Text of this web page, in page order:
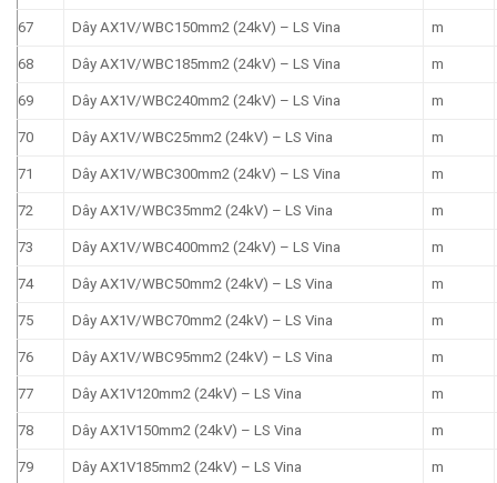
67 Dây AX1V/WBC150mm2 (24kV) – LS Vina m
68 Dây AX1V/WBC185mm2 (24kV) – LS Vina m
69 Dây AX1V/WBC240mm2 (24kV) – LS Vina m
70 Dây AX1V/WBC25mm2 (24kV) – LS Vina m
71 Dây AX1V/WBC300mm2 (24kV) – LS Vina m
72 Dây AX1V/WBC35mm2 (24kV) – LS Vina m
73 Dây AX1V/WBC400mm2 (24kV) – LS Vina m
74 Dây AX1V/WBC50mm2 (24kV) – LS Vina m
75 Dây AX1V/WBC70mm2 (24kV) – LS Vina m
76 Dây AX1V/WBC95mm2 (24kV) – LS Vina m
77 Dây AX1V120mm2 (24kV) – LS Vina m
78 Dây AX1V150mm2 (24kV) – LS Vina m
79 Dây AX1V185mm2 (24kV) – LS Vina m